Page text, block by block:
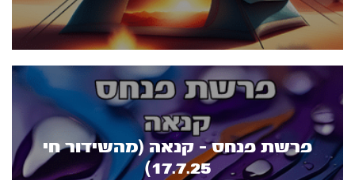
פרשת פנחס - קנאה (מהשידור חי
17.7.25)